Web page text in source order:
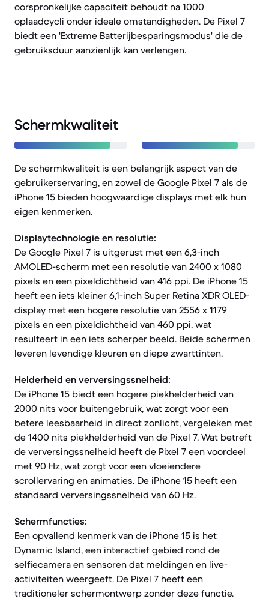
oorspronkelijke capaciteit behoudt na 1000
oplaadcycli onder ideale omstandigheden. De Pixel 7
biedt een 'Extreme Batterijbesparingsmodus' die de
gebruiksduur aanzienlijk kan verlengen.
Schermkwaliteit
De schermkwaliteit is een belangrijk aspect van de
gebruikerservaring, en zowel de Google Pixel 7 als de
iPhone 15 bieden hoogwaardige displays met elk hun
eigen kenmerken.
Displaytechnologie en resolutie:
De Google Pixel 7 is uitgerust met een 6,3-inch
AMOLED-scherm met een resolutie van 2400 x 1080
pixels en een pixeldichtheid van 416 ppi. De iPhone 15
heeft een iets kleiner 6,1-inch Super Retina XDR OLED-
display met een hogere resolutie van 2556 x 1179
pixels en een pixeldichtheid van 460 ppi, wat
resulteert in een iets scherper beeld. Beide schermen
leveren levendige kleuren en diepe zwarttinten.
Helderheid en verversingssnelheid:
De iPhone 15 biedt een hogere piekhelderheid van
2000 nits voor buitengebruik, wat zorgt voor een
betere leesbaarheid in direct zonlicht, vergeleken met
de 1400 nits piekhelderheid van de Pixel 7. Wat betreft
de verversingssnelheid heeft de Pixel 7 een voordeel
met 90 Hz, wat zorgt voor een vloeiendere
scrollervaring en animaties. De iPhone 15 heeft een
standaard verversingssnelheid van 60 Hz.
Schermfuncties:
Een opvallend kenmerk van de iPhone 15 is het
Dynamic Island, een interactief gebied rond de
selfiecamera en sensoren dat meldingen en live-
activiteiten weergeeft. De Pixel 7 heeft een
traditioneler schermontwerp zonder deze functie.